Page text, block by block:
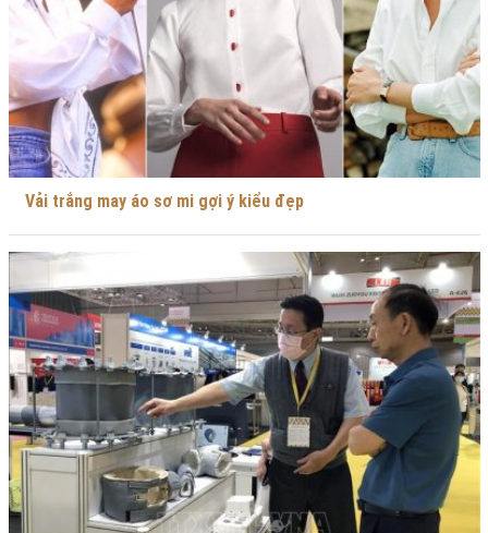
Vải trắng may áo sơ mi gợi ý kiểu đẹp